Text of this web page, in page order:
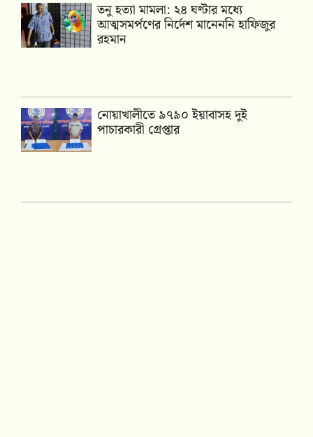
তনু হত্যা মামলা: ২৪ ঘণ্টার মধ্যে
আত্মসমর্পণের নির্দেশ মানেননি হাফিজুর
রহমান
নোয়াখালীতে ৯৭৯০ ইয়াবাসহ দুই
পাচারকারী গ্রেপ্তার